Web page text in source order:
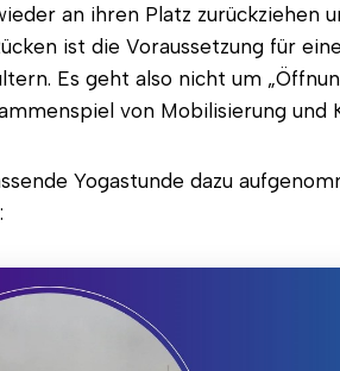
an ihren Platz zurückziehen
ist die Voraussetzung für
Es geht also nicht um
von Mobilisierung und
Yogastunde dazu